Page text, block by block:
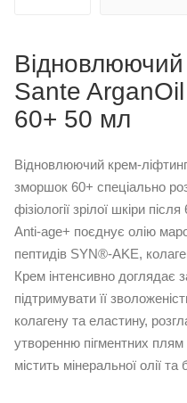
Відновлюючий
Sante
60+ 50 мл
Відновлюючий крем-
зморшок 60+ спеціально
фізіології зрілої шкіри
Anti-age+ поєднує олію
пептидів SYN®-AKE,
Крем інтенсивно доглядає
підтримувати її
колагену та еластину,
утворенню пігментних
містить мінеральної олії та